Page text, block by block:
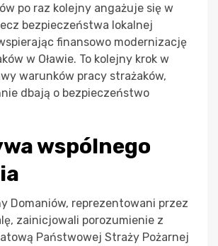
po raz kolejny angażuje się w
bezpieczeństwa lokalnej
finansowo modernizację
w Oławie. To kolejny krok w
warunków pracy strażaków,
dbają o bezpieczeństwo
wspólnego
Domaniów, reprezentowani przez
zainicjowali porozumienie z
Państwowej Straży Pożarnej